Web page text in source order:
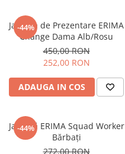
-44%
Jacheta de Prezentare ERIMA
Change Dama Alb/Rosu
450,00 RON
252,00 RON
ADAUGA IN COS
-44%
Jachetă ERIMA Squad Worker
Bărbați
272,00 RON